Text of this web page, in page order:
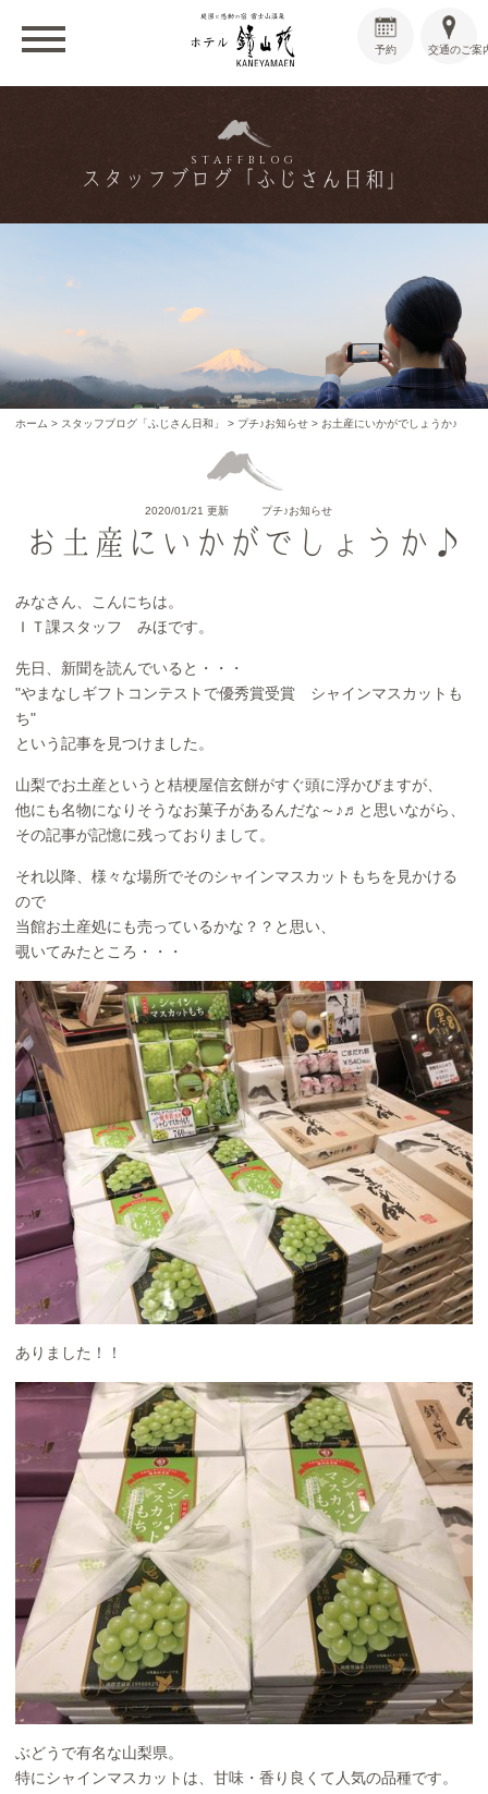
交通のご案
予約
STAFFBLOG
スタッフブログ「ふじさん日和」
ホーム > スタッフブログ「ふじさん日和」 > プチ♪お知らせ > お土産にいかがでしょうか♪
2020/01/21 更新 プチ♪お知らせ
お土産にいかがでしょうか♪
みなさん、こんにちは。
ＩＴ課スタッフ みほです。
先日、新聞を読んでいると・・・
"やまなしギフトコンテストで優秀賞受賞 シャインマスカットも
ち"
という記事を見つけました。
山梨でお土産というと桔梗屋信玄餅がすぐ頭に浮かびますが、
他にも名物になりそうなお菓子があるんだな～♪♬と思いながら、
その記事が記憶に残っておりまして。
それ以降、様々な場所でそのシャインマスカットもちを見かける
ので
当館お土産処にも売っているかな？？と思い、
覗いてみたところ・・・
ありました！！
ぶどうで有名な山梨県。
特にシャインマスカットは、甘味・香り良くて人気の品種です。